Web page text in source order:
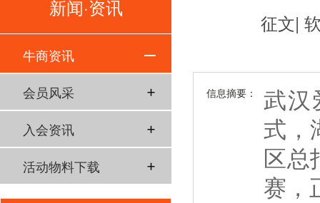
征文|
信息摘要：
武汉
式，
区总
赛，
新闻·资讯
牛商资讯
会员风采
入会资讯
活动物料下载